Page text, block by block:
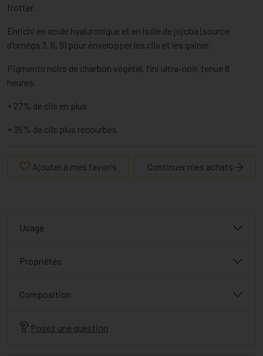
frotter.
Enrichi en acide hyaluronique et en huile de jojoba (source
d'oméga 3, 6, 9) pour envelopper les cils et les gainer.
Pigments noirs de charbon végétal, fini ultra-noir, tenue 8
heures.
+ 27% de cils en plus
+ 35% de cils plus recourbés
Ajouter à mes favoris Continuer mes achats
Usage
Propriétés
Composition
Posez une question